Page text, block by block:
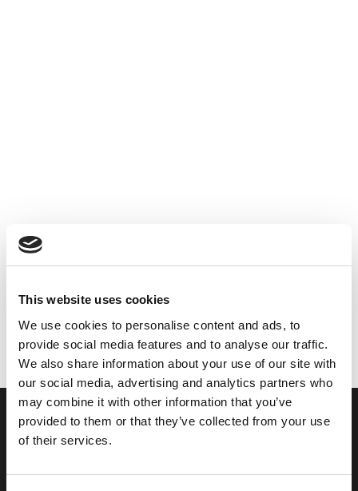
This website uses cookies
We use cookies to personalise content and ads, to
provide social media features and to analyse our traffic.
We also share information about your use of our site with
our social media, advertising and analytics partners who
may combine it with other information that you’ve
provided to them or that they’ve collected from your use
of their services.
Ein Feuerfester Glasblock bietet